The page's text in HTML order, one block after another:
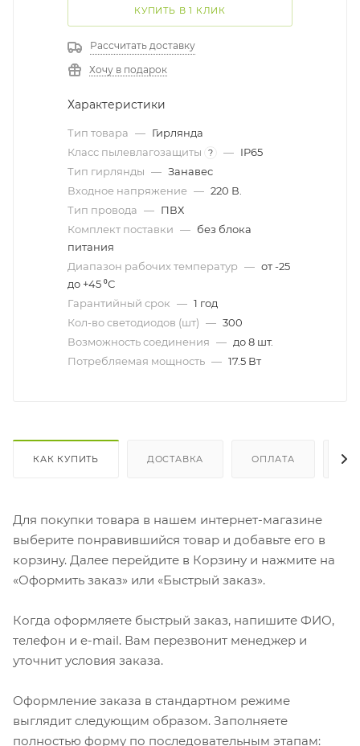
КУПИТЬ В 1 КЛИК
Рассчитать доставку
Хочу в подарок
Характеристики
Тип товара — Гирлянда
Класс пылевлагозащиты
? — IP65
Тип гирлянды — Занавес
Входное напряжение — 220 В.
Тип провода — ПВХ
Комплект поставки — без блока
питания
Диапазон рабочих температур — от -25
до +45 ⁰С
Гарантийный срок — 1 год
Кол-во светодиодов (шт) — 300
Возможность соединения — до 8 шт.
Потребляемая мощность — 17.5 Вт
КАК КУПИТЬ ДОСТАВКА ОПЛАТА
Для покупки товара в нашем интернет-магазине
выберите понравившийся товар и добавьте его в
корзину. Далее перейдите в Корзину и нажмите на
«Оформить заказ» или «Быстрый заказ».
Когда оформляете быстрый заказ, напишите ФИО,
телефон и e-mail. Вам перезвонит менеджер и
уточнит условия заказа.
Оформление заказа в стандартном режиме
выглядит следующим образом. Заполняете
полностью форму по последовательным этапам: